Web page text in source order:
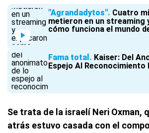
"Agrandadytos" Cuatro
metieron en un streaming
cómo funciona el mundo
Fama total
Kaiser: Del
Espejo Al
Se trata de la israelí Neri Oxman,
atrás estuvo casada con el